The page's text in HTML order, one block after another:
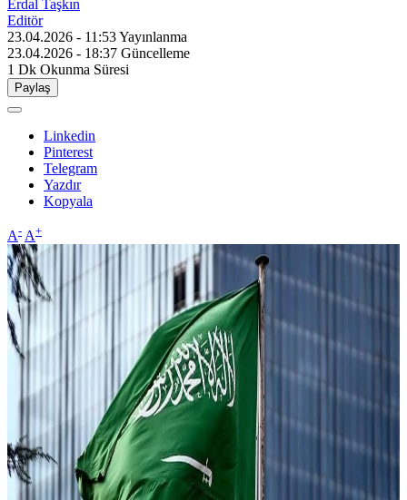
Erdal Taşkın
Editör
23.04.2026 - 11:53Yayınlanma
23.04.2026 - 18:37 Güncelleme
1 Dk Okunma Süresi
Paylaş
Linkedin
Pinterest
Telegram
Yazdır
Kopyala
A- A+